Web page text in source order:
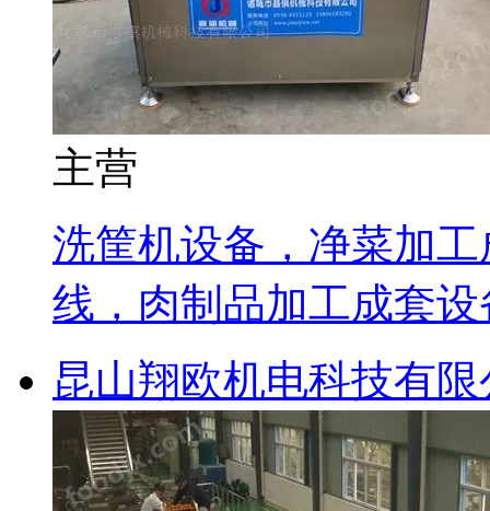
主营
洗筐机设备，净菜加
线，肉制品加工成套设
昆山翔欧机电科技有